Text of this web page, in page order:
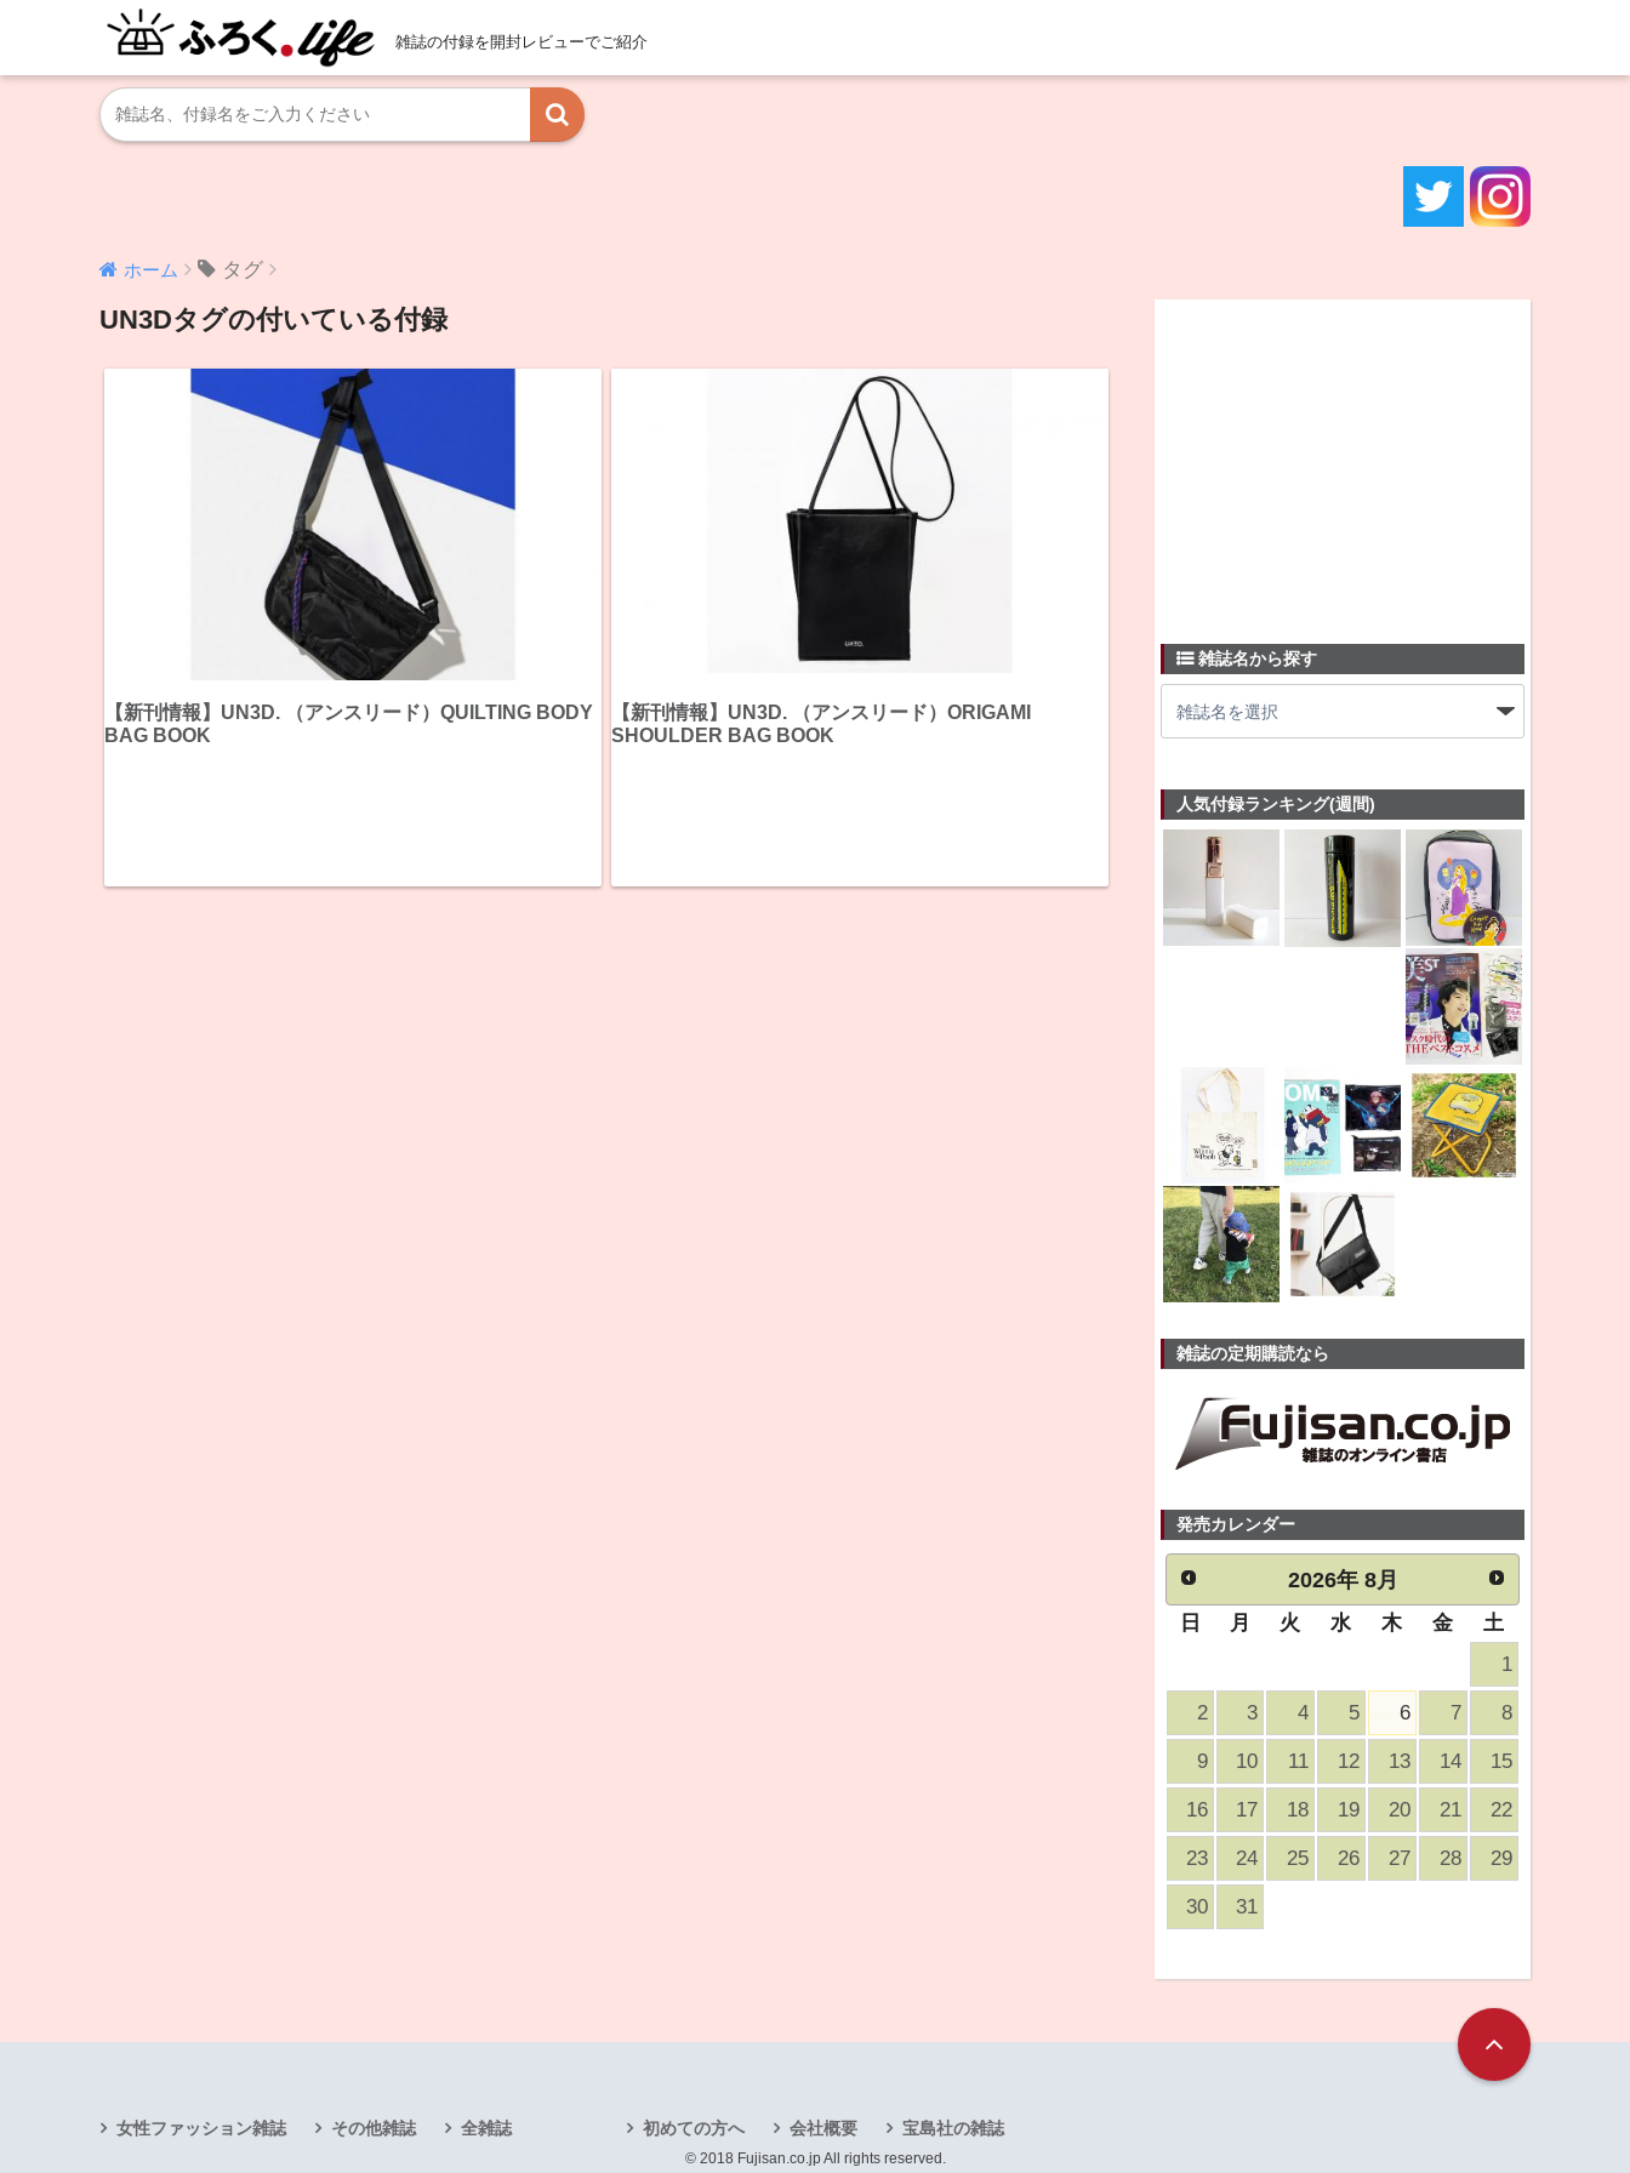
雑誌の付録を開封レビューでご紹介
ホーム タグ
UN3Dタグの付いている付録
【新刊情報】UN3D. （アンスリード）QUILTING BODY
BAG BOOK
【新刊情報】UN3D. （アンスリード）ORIGAMI
SHOULDER BAG BOOK
雑誌名から探す
人気付録ランキング(週間)
雑誌の定期購読なら
発売カレンダー
2026年 8月
日 月 火 水 木 金
土
1
2 3 4 5 6 7 8
9 10 11 12 13 14 15
16 17 18 19 20 21 22
23 24 25 26 27 28 29
30 31
女性ファッション雑誌 その他雑誌 全雑誌 初めての方へ 会社概要 宝島社の雑誌
© 2018 Fujisan.co.jp All rights reserved.